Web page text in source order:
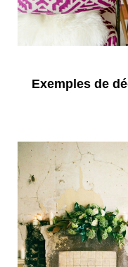
Exemples de